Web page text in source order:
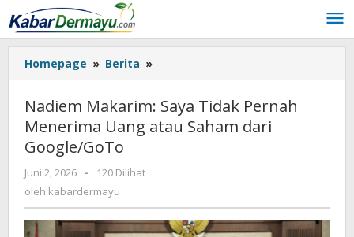
Lewati
ke
konten
Homepage » Berita »
Makarim:
Tidak
Pernah
dari
Google/GoTo
Nadiem Makarim: Saya Tidak Pernah
Menerima Uang atau Saham dari
Google/GoTo
Juni 2, 2026
oleh
kabardermayu
-
120 Dilihat
oleh kabardermayu